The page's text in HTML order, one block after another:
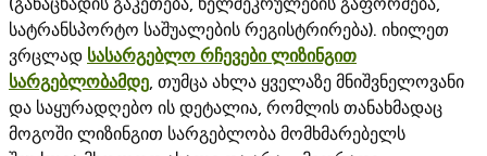
სატრანსპორტო საშუალების რეგისტრირება). იხილეთ
ვრცლად სასარგებლო რჩევები ლიზინგით
სარგებლობამდე , თუმცა ახლა ყველაზე მნიშვნელოვანი
და საყურადღებო ის დეტალია, რომლის თანახმადაც
მოგოში ლიზინგით სარგებლობა მომხმარებელს